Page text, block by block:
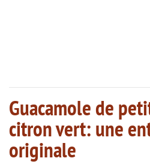
Guacamole de
citron vert: une
originale